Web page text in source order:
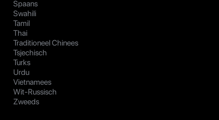
Spaans
Swahili
Tamil
Thai
Traditioneel Chinees
Tsjechisch
Turks
Urdu
Vietnamees
Wit-Russisch
Zweeds